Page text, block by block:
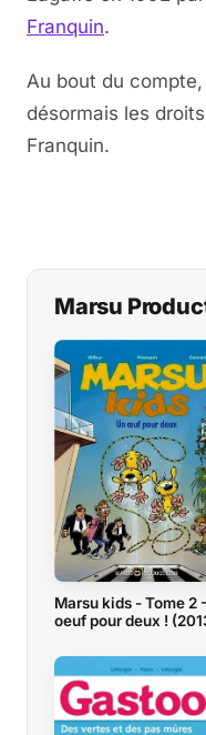
Franquin.
Au bout du
désormais les
Franquin.
Marsu
Marsu kids - Tome 2
oeuf pour deux !